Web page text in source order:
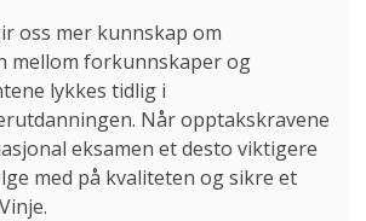
oss mer kunnskap om
mellom forkunnskaper og
lykkes tidlig i
Når opptakskravene
eksamen et desto viktigere
med på kvaliteten og sikre et